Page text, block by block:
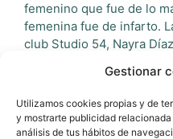
Gestionar
Utilizamos cookies propias y de
y mostrarte publicidad
análisis de tus hábitos de
femenino que fue de lo
femenina fue de infarto.
club Studio 54, Nayra
Categorías
Noticias - Actualidad
Etiquetas
arista, Artenara trail,